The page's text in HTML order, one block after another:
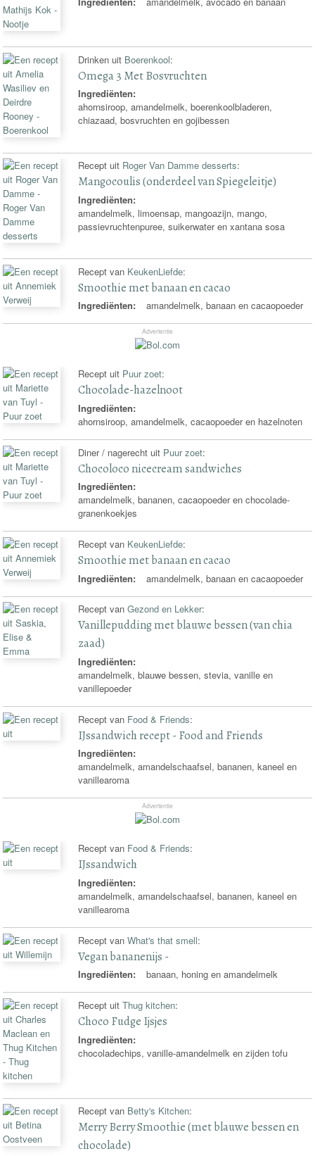
Drinken uit Boerenkool:
Omega 3 Met Bosvruchten
Ingrediënten:
ahornsiroop, amandelmelk, boerenkoolbladeren,
chiazaad, bosvruchten en gojibessen
Recept uit Roger Van Damme desserts:
Mangocoulis (onderdeel van Spiegeleitje)
Ingrediënten:
amandelmelk, limoensap, mangoazijn, mango,
passievruchtenpuree, suikerwater en xantana sosa
Recept van KeukenLiefde:
Smoothie met banaan en cacao
Ingrediënten: amandelmelk, banaan en cacaopoeder
Advertentie
Recept uit Puur zoet:
Chocolade-hazelnoot
Ingrediënten:
ahornsiroop, amandelmelk, cacaopoeder en hazelnoten
Diner / nagerecht uit Puur zoet:
Chocoloco nicecream sandwiches
Ingrediënten:
amandelmelk, bananen, cacaopoeder en chocolade-
granenkoekjes
Recept van KeukenLiefde:
Smoothie met banaan en cacao
Ingrediënten: amandelmelk, banaan en cacaopoeder
Recept vanGezond en Lekker:
Vanillepudding met blauwe bessen (van chia
zaad)
Ingrediënten:
amandelmelk, blauwe bessen, stevia, vanille en
vanillepoeder
Recept van Food & Friends:
IJssandwich recept - Food and Friends
Ingrediënten:
amandelmelk, amandelschaafsel, bananen, kaneel en
vanillearoma
Advertentie
Recept van Food & Friends:
IJssandwich
Ingrediënten:
amandelmelk, amandelschaafsel, bananen, kaneel en
vanillearoma
Recept vanWhat's that smell:
Vegan bananenijs -
Ingrediënten: banaan, honing en amandelmelk
Recept uitThug kitchen:
Choco Fudge Ijsjes
Ingrediënten:
chocoladechips, vanille-amandelmelk en zijden tofu
Recept van Betty's Kitchen:
Merry Berry Smoothie (met blauwe bessen en
chocolade)